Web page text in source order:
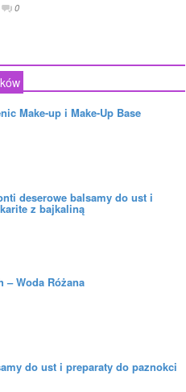
0
Make-up i Make-Up Base
deserowe balsamy do ust i
z bajkaliną
– Woda Różana
do ust i preparaty do paznokci